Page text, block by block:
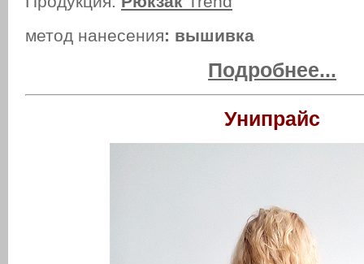
метод нанесения: вышивка
Подробнее...
Унипрайс